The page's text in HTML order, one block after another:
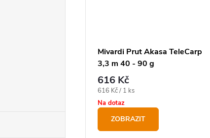
Mivardi Prut Akasa TeleCarp
3,3 m 40 - 90 g
616 Kč
Měrná
cena:
616 Kč / 1 ks
Na dotaz
ZOBRAZIT